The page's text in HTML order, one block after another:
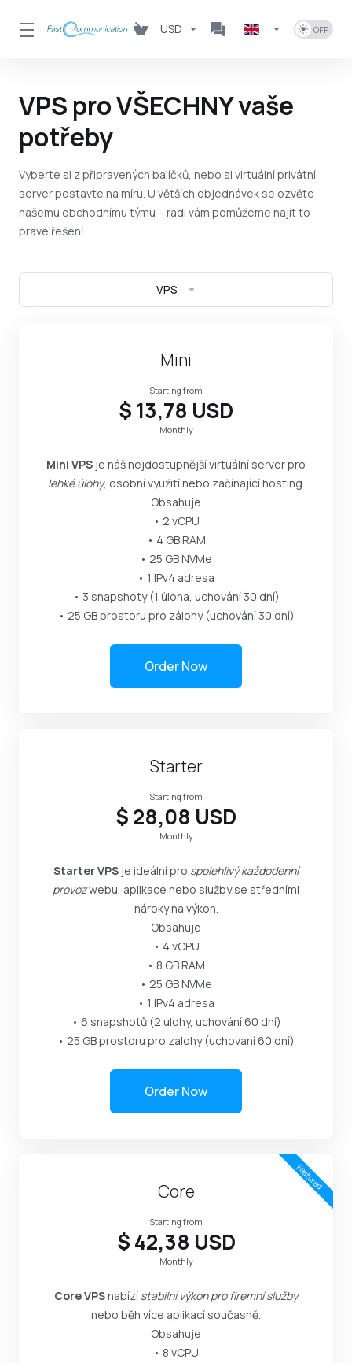
USD
VPS pro VŠECHNY vaše
potřeby
Vyberte si z připravených balíčků, nebo si virtuální privátní
server postavte na míru. U větších objednávek se ozvěte
našemu obchodnímu týmu – rádi vám pomůžeme najít to
pravé řešení.
VPS
Mini
Starting from
$ 13,78 USD
Monthly
Mini VPS je náš nejdostupnější virtuální server pro
lehké úlohy, osobní využití nebo začínající hosting.
Obsahuje
• 2 vCPU
• 4 GB RAM
• 25 GB NVMe
• 1 IPv4 adresa
• 3 snapshoty (1 úloha, uchování 30 dní)
• 25 GB prostoru pro zálohy (uchování 30 dní)
Order Now
Starter
Starting from
$ 28,08 USD
Monthly
Starter VPS je ideální pro spolehlivý každodenní
provozwebu, aplikace nebo služby se středními
nároky na výkon.
Obsahuje
• 4 vCPU
• 8 GB RAM
• 25 GB NVMe
• 1 IPv4 adresa
• 6 snapshotů (2 úlohy, uchování 60 dní)
• 25 GB prostoru pro zálohy (uchování 60 dní)
Order Now
Featured
Core
Starting from
$ 42,38 USD
Monthly
Core VPSnabízí stabilní výkon pro firemní služby
nebo běh více aplikací současně.
Obsahuje
• 8 vCPU